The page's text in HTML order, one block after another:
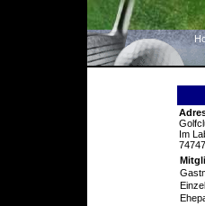
Im